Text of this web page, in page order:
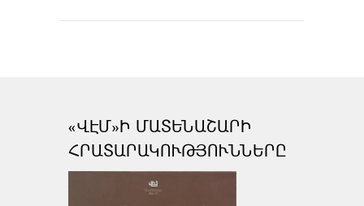
«ՎԷՄ»Ի ՄԱՏԵՆԱՇԱՐԻ
ՀՐԱՏԱՐԱԿՈՒԹՅՈՒՆՆԵՐԸ